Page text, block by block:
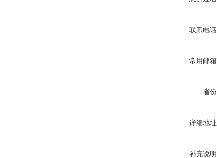
联系电
常用邮
省
详细地
补充说